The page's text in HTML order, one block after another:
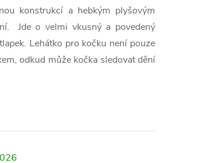
konstrukcí a hebkým plyšovým
Jde o velmi vkusný a povedený
Lehátko pro kočku není pouze
odkud může kočka sledovat dění